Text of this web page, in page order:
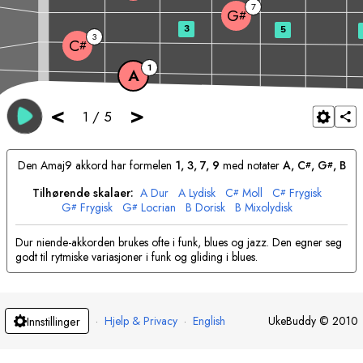
< 1 / 5 >
A 1
C# 3
G# 7
3 5
Den Amaj9 akkord har formelen 1, 3, 7, 9 med notater A, C#, G#, B
Tilhørende skalaer: A Dur A Lydisk C# Moll C# Frygisk
G# Frygisk G# Locrian B Dorisk B Mixolydisk
Dur niende-akkorden brukes ofte i funk, blues og jazz. Den egner seg
godt til rytmiske variasjoner i funk og gliding i blues.
Innstillinger · Hjelp & Privacy · English UkeBuddy © 2010